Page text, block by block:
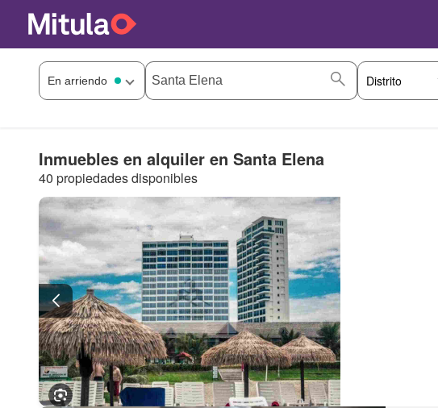
Inmuebles en alquiler en Santa Elena
40 propiedades disponibles